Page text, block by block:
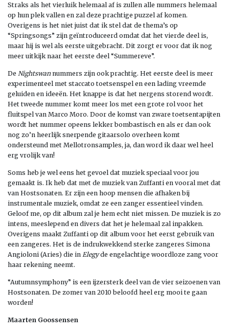
Straks als het vierluik helemaal af is zullen alle nummers helemaal
op hun plek vallen en zal deze prachtige puzzel af komen.
Overigens is het niet juist dat ik stel dat de thema’s op
“Springsongs” zijn geïntroduceerd omdat dat het vierde deel is,
maar hij is wel als eerste uitgebracht. Dit zorgt er voor dat ik nog
meer uitkijk naar het eerste deel “Summereve”.
De Nightswannummers zijn ook prachtig. Het eerste deel is meer
experimenteel met staccato toetsenspel en een lading vreemde
geluiden en ideeën. Het knappe is dat het nergens storend wordt.
Het tweede nummer komt meer los met een grote rol voor het
fluitspel van Marco Moro. Door de komst van zware toetsentapijten
wordt het nummer opeens lekker bombastisch en als er dan ook
nog zo’n heerlijk snerpende gitaarsolo overheen komt
ondersteund met Mellotronsamples, ja, dan word ik daar wel heel
erg vrolijk van!
Soms heb je wel eens het gevoel dat muziek speciaal voor jou
gemaakt is. Ik heb dat met de muziek van Zuffanti en vooral met dat
van Hostsonaten. Er zijn een hoop mensen die afhaken bij
instrumentale muziek, omdat ze een zanger essentieel vinden.
Geloof me, op dit album zal je hem echt niet missen. De muziek is zo
intens, meeslepend en divers dat het je helemaal zal inpakken.
Overigens maakt Zuffanti op dit album voor het eerst gebruik van
een zangeres. Het is de indrukwekkend sterke zangeres Simona
Angioloni (Aries) die in Elegyde engelachtige woordloze zang voor
haar rekening neemt.
“Autumnsymphony” is een ijzersterk deel van de vier seizoenen van
Hostsonaten. De zomer van 2010 beloofd heel erg mooi te gaan
worden!
Maarten Goossensen